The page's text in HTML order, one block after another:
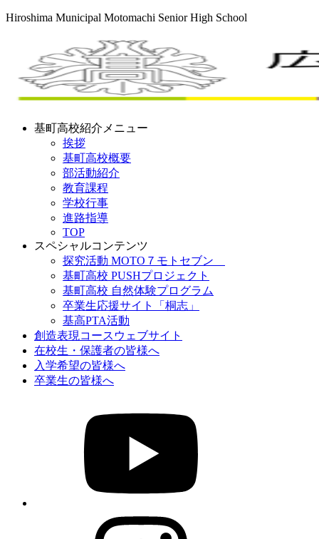
Hiroshima Municipal Motomachi Senior High School
基町高校紹介メニュー
挨拶
基町高校概要
部活動紹介
教育課程
学校行事
進路指導
TOP
スペシャルコンテンツ
探究活動 MOTO７モトセブン
基町高校 PUSHプロジェクト
基町高校 自然体験プログラム
卒業生応援サイト「桐志」
基高PTA活動
創造表現コースウェブサイト
在校生・保護者の皆様へ
入学希望の皆様へ
卒業生の皆様へ